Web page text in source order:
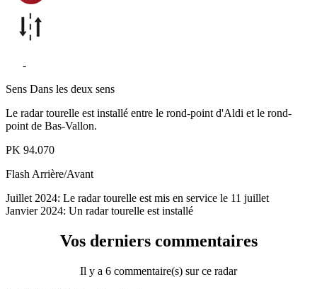
-
Sens Dans les deux sens
Le radar tourelle est installé entre le rond-point d'Aldi et le rond-
point de Bas-Vallon.
PK 94.070
Flash Arrière/Avant
Juillet 2024: Le radar tourelle est mis en service le 11 juillet
Janvier 2024: Un radar tourelle est installé
Vos derniers commentaires
Il y a 6 commentaire(s) sur ce radar